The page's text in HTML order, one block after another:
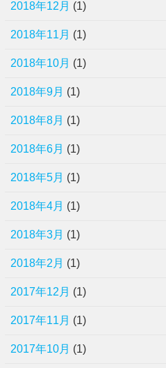
2018年12月 (1)
2018年11月 (1)
2018年10月 (1)
2018年9月 (1)
2018年8月 (1)
2018年6月 (1)
2018年5月 (1)
2018年4月 (1)
2018年3月 (1)
2018年2月 (1)
2017年12月 (1)
2017年11月 (1)
2017年10月 (1)